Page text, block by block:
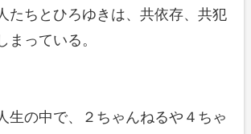
たちとひろゆきは、共依存、共犯
まっている。
生の中で、２ちゃんねるや４ちゃ